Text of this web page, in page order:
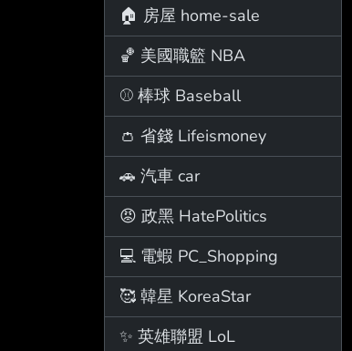
🏠 房屋 home-sale
🏀 美國職籃 NBA
⚾ 棒球 Baseball
👛 省錢 Lifeismoney
🚗 汽車 car
😡 政黑 HatePolitics
💻 電蝦 PC_Shopping
🥰 韓星 KoreaStar
✨ 英雄聯盟 LoL